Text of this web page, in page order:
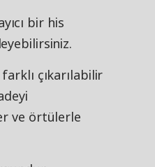
bir his
çıkarılabilir
ve örtülerle